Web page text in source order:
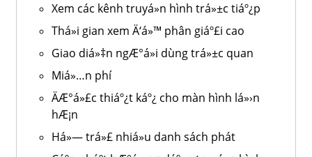
Xem các kênh truyá»n hình trá»±c tiáº¿p
Thá»i gian xem Ä‘á»™ phân giáº£i cao
Giao diá»‡n ngÆ°á»i dùng trá»±c quan
Miá»…n phí
ÄÆ°á»£c thiáº¿t káº¿ cho màn hình lá»›n
hÆ¡n
Há»— trá»£ nhiá»u danh sách phát